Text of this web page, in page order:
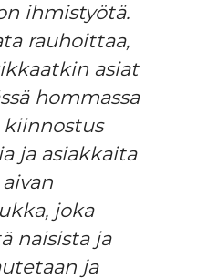
ihmistyötä.
rauhoittaa,
asiat
hommassa
kiinnostus
ja asiakkaita
joka
naisista ja
ja